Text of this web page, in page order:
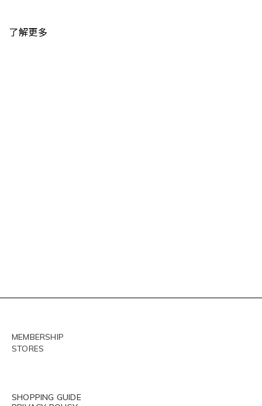
了解更多
MEMBERSHIP
STORES
SHOPPING GUIDE